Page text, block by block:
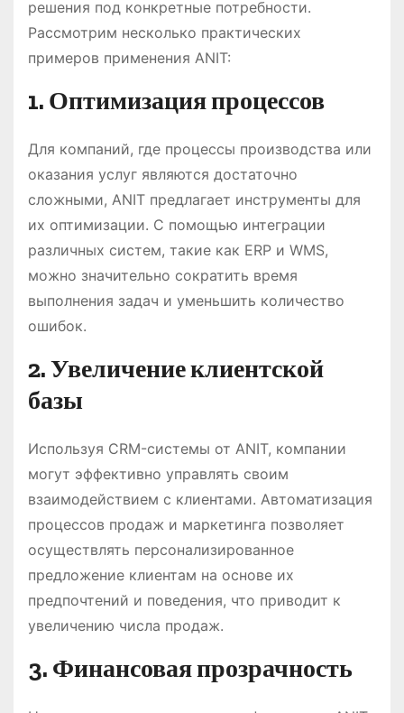
решения под конкретные потребности.
Рассмотрим несколько практических
примеров применения ANIT:
1. Оптимизация процессов
Для компаний, где процессы производства или
оказания услуг являются достаточно
сложными, ANIT предлагает инструменты для
их оптимизации. С помощью интеграции
различных систем, такие как ERP и WMS,
можно значительно сократить время
выполнения задач и уменьшить количество
ошибок.
2. Увеличение клиентской
базы
Используя CRM-системы от ANIT, компании
могут эффективно управлять своим
взаимодействием с клиентами. Автоматизация
процессов продаж и маркетинга позволяет
осуществлять персонализированное
предложение клиентам на основе их
предпочтений и поведения, что приводит к
увеличению числа продаж.
3. Финансовая прозрачность